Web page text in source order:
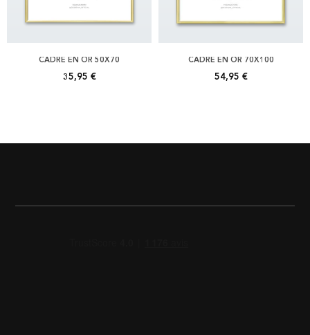
CADRE EN OR 50X70
35,95 €
CADRE EN OR 70X100
54,95 €